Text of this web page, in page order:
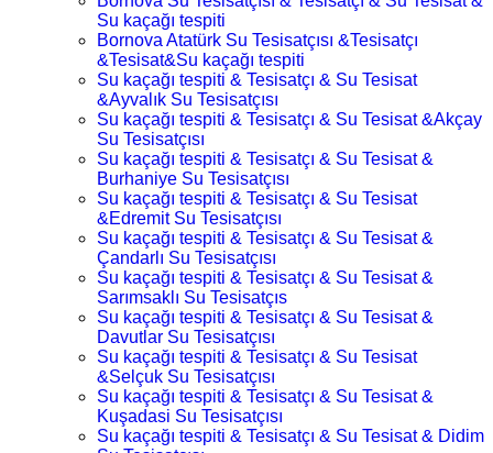
Su kaçağı tespiti
Bornova Atatürk Su Tesisatçısı &Tesisatçı
&Tesisat&Su kaçağı tespiti
Su kaçağı tespiti & Tesisatçı & Su Tesisat
&Ayvalık Su Tesisatçısı
Su kaçağı tespiti & Tesisatçı & Su Tesisat &Akçay
Su Tesisatçısı
Su kaçağı tespiti & Tesisatçı & Su Tesisat &
Burhaniye Su Tesisatçısı
Su kaçağı tespiti & Tesisatçı & Su Tesisat
&Edremit Su Tesisatçısı
Su kaçağı tespiti & Tesisatçı & Su Tesisat &
Çandarlı Su Tesisatçısı
Su kaçağı tespiti & Tesisatçı & Su Tesisat &
Sarımsaklı Su Tesisatçıs
Su kaçağı tespiti & Tesisatçı & Su Tesisat &
Davutlar Su Tesisatçısı
Su kaçağı tespiti & Tesisatçı & Su Tesisat
&Selçuk Su Tesisatçısı
Su kaçağı tespiti & Tesisatçı & Su Tesisat &
Kuşadasi Su Tesisatçısı
Su kaçağı tespiti & Tesisatçı & Su Tesisat & Didim